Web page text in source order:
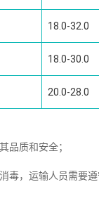
18.0-32.0
18.0-30.0
20.0-28.0
品质和安全；
毒，运输人员需要